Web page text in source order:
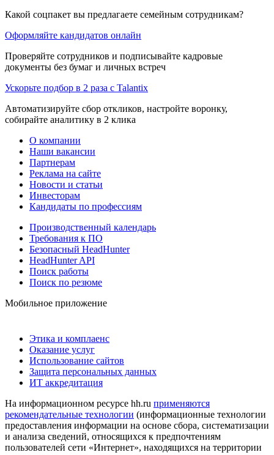
Какой соцпакет вы предлагаете семейным сотрудникам?
Оформляйте кандидатов онлайн
Проверяйте сотрудников и подписывайте кадровые
документы без бумаг и личных встреч
Ускорьте подбор в 2 раза с Talantix
Автоматизируйте сбор откликов, настройте воронку,
собирайте аналитику в 2 клика
О компании
Наши вакансии
Партнерам
Реклама на сайте
Новости и статьи
Инвесторам
Кандидаты по профессиям
Производственный календарь
Требования к ПО
Безопасный HeadHunter
HeadHunter API
Поиск работы
Поиск по резюме
Мобильное приложение
Этика и комплаенс
Оказание услуг
Использование сайтов
Защита персональных данных
ИТ аккредитация
На информационном ресурсе hh.ru применяются
рекомендательные технологии (информационные технологии
предоставления информации на основе сбора, систематизации
и анализа сведений, относящихся к предпочтениям
пользователей сети «Интернет», находящихся на территории